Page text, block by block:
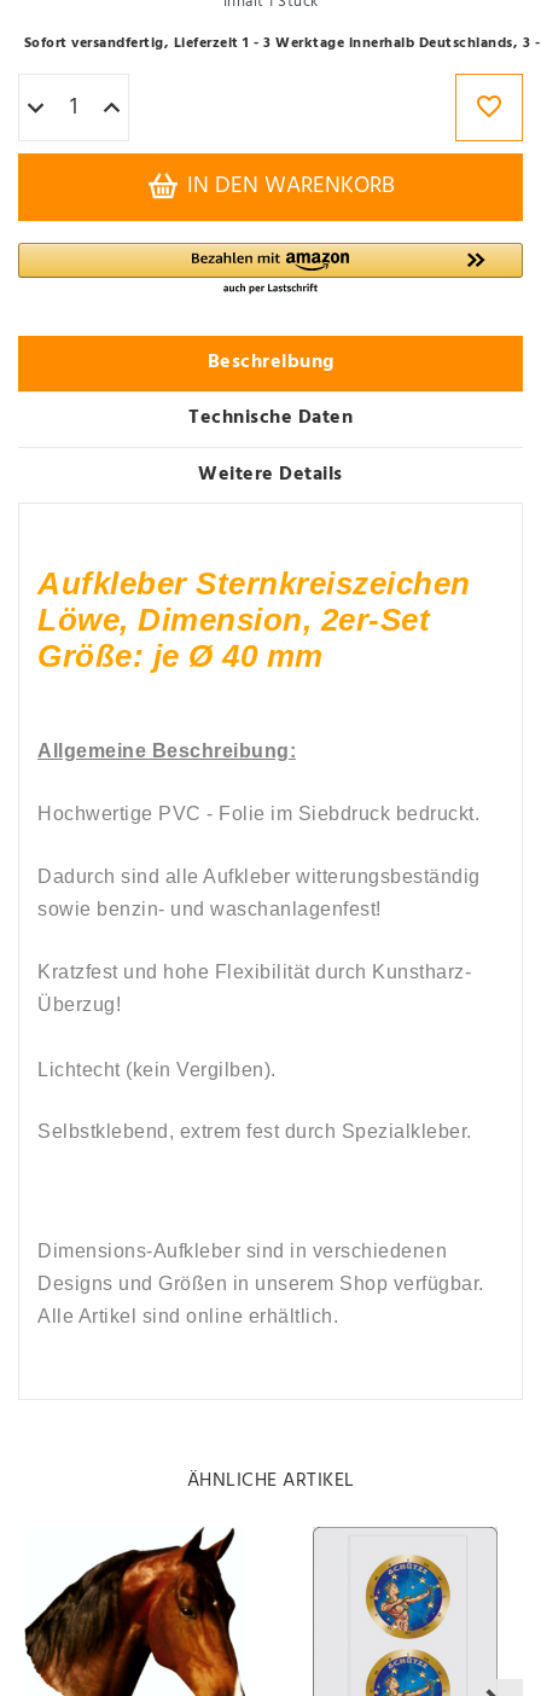
Sofort versandfertig, Lieferzeit 1 - 3 Werktage innerhalb Deutschlands, 3
IN DEN WARENKORB
Beschreibung
Technische Daten
Weitere Details
Aufkleber Sternkreiszeichen
Löwe, Dimension, 2er-Set
Größe: je Ø 40 mm
Allgemeine Beschreibung:
Hochwertige PVC - Folie im Siebdruck bedruckt.
Dadurch sind alle Aufkleber witterungsbeständig
sowie benzin- und waschanlagenfest!
Kratzfest und hohe Flexibilität durch Kunstharz-
Überzug!
Lichtecht (kein Vergilben).
Selbstklebend, extrem fest durch Spezialkleber.
Dimensions-Aufkleber sind in verschiedenen
Designs und Größen in unserem Shop verfügbar.
Alle Artikel sind online erhältlich.
ÄHNLICHE ARTIKEL